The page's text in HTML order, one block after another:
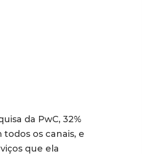
da PwC, 32%
os canais, e
que ela